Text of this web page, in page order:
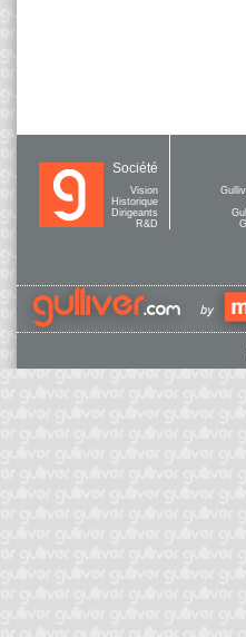
Société
Vision
Historique
Dirigeants
R&D